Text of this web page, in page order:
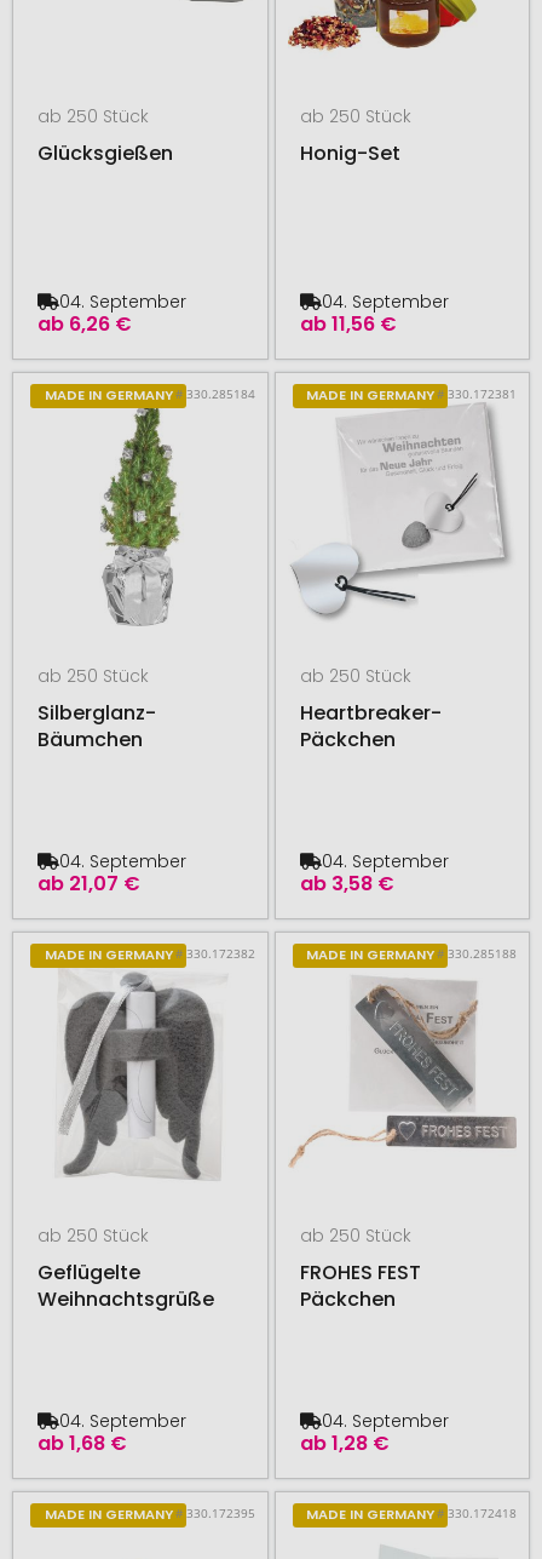
ab 250 Stück
Glücksgießen
ab 6,26 €
04. September
ab 250 Stück
Honig-Set
ab11,56 €
04. September
MADE IN GERMANY# 330.285184
ab 250 Stück
Silberglanz-
Bäumchen
ab 21,07 €
04. September
MADE IN GERMANY# 330.172381
ab 250 Stück
Heartbreaker-
Päckchen
ab 3,58 €
04. September
MADE IN GERMANY# 330.172382
ab 250 Stück
Geflügelte
Weihnachtsgrüße
ab1,68 €
04. September
MADE IN GERMANY# 330.285188
ab 250 Stück
FROHES FEST
Päckchen
ab1,28 €
04. September
MADE IN GERMANY# 330.172395 MADE IN GERMANY# 330.172418